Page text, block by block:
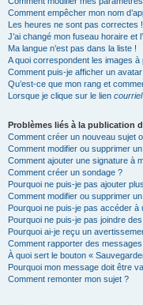
Comment empêcher mon nom
Les heures ne sont pas correctes !
J’ai changé mon fuseau horaire et
Ma langue n’est pas dans la liste !
A quoi correspondent les images à
Comment puis-je afficher un
Qu’est-ce que mon rang et
Lorsque je clique sur le lien courriel
Problèmes liés à la publication
Comment créer un nouveau sujet
Comment modifier ou supprimer
Comment ajouter une signature à
Comment créer un sondage ?
Pourquoi ne puis-je pas ajouter
Comment modifier ou supprimer
Pourquoi ne puis-je pas accéder à
Pourquoi ne puis-je pas joindre
Pourquoi ai-je reçu un
Comment rapporter des
À quoi sert le bouton «
Pourquoi mon message doit être
Comment remonter mon sujet ?